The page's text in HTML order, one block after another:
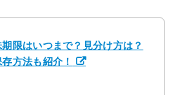
限はいつまで？見分け方は？
方法も紹介！